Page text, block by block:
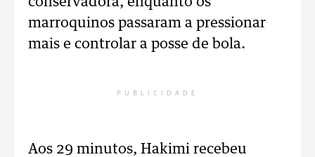
marroquinos passaram a pressionar
mais e controlar a posse de bola.
PUBLICIDADE
Aos 29 minutos, Hakimi recebeu